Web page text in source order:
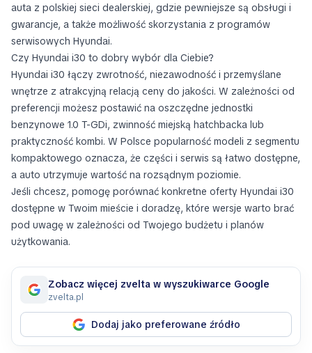
auta z polskiej sieci dealerskiej, gdzie pewniejsze są obsługi i
gwarancje, a także możliwość skorzystania z programów
serwisowych Hyundai.
Czy Hyundai i30 to dobry wybór dla Ciebie?
Hyundai i30 łączy zwrotność, niezawodność i przemyślane
wnętrze z atrakcyjną relacją ceny do jakości. W zależności od
preferencji możesz postawić na oszczędne jednostki
benzynowe 1.0 T-GDi, zwinność miejską hatchbacka lub
praktyczność kombi. W Polsce popularność modeli z segmentu
kompaktowego oznacza, że części i serwis są łatwo dostępne,
a auto utrzymuje wartość na rozsądnym poziomie.
Jeśli chcesz, pomogę porównać konkretne oferty Hyundai i30
dostępne w Twoim mieście i doradzę, które wersje warto brać
pod uwagę w zależności od Twojego budżetu i planów
użytkowania.
Zobacz więcej zvelta w wyszukiwarce Google
zvelta.pl
Dodaj jako preferowane źródło